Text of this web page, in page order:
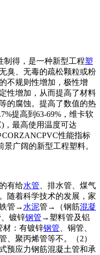
制得，是一种新型工程塑
臭、无毒的疏松颗粒或粉
不规则性增加，极性增
性增加，从而提高了材料
的腐蚀。提高了数值的热
提高到63-69%，维卡软
，最高使用温度可达
性能指标
广阔的新型工程塑料。
有给水管 、排水管、煤气
随着科学技术的发展，家
管→ 水泥管→（钢筋混凝
镀锌钢管 →塑料管及铝
材：有镀锌钢管 、铜管、
、聚丙烯管等不。（2）
预应力钢筋混凝土管和承